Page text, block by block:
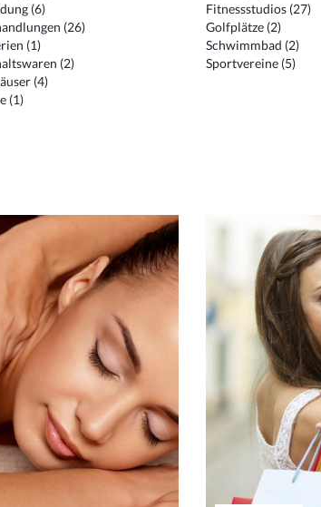
(6)
(26)
(1)
(2)
(4)
(1)
Fitnessstudios (27)
Golfplätze (2)
Schwimmbad (2)
Sportvereine (5)